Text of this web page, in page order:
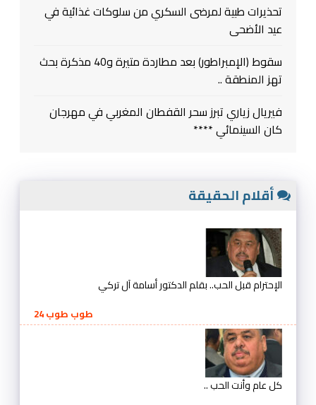
تحذيرات طبية لمرضى السكري من سلوكات غذائية في
عيد الأضحى
سقوط (الإمبراطور) بعد مطاردة متيرة و40 مذكرة بحث
تهز المنطقة ..
فيريال زياري تبرز سحر القفطان المغربي في مهرجان
كان السينمائي ****
أقلام الحقيقة
الإحترام قبل الحب.. بقلم الدكتور أسامة آل تركي
طوب طوب 24
كل عام وأنت الحب ..